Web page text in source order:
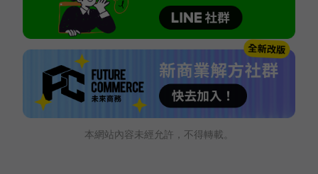
本網站內容未經允許，不得轉載。